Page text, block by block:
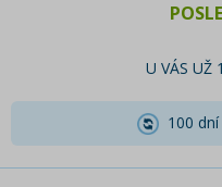
U VÁS UŽ
100 dní